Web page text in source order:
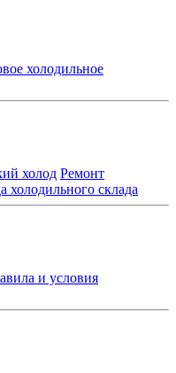
холодильное
холод Ремонт
холодильного склада
и условия